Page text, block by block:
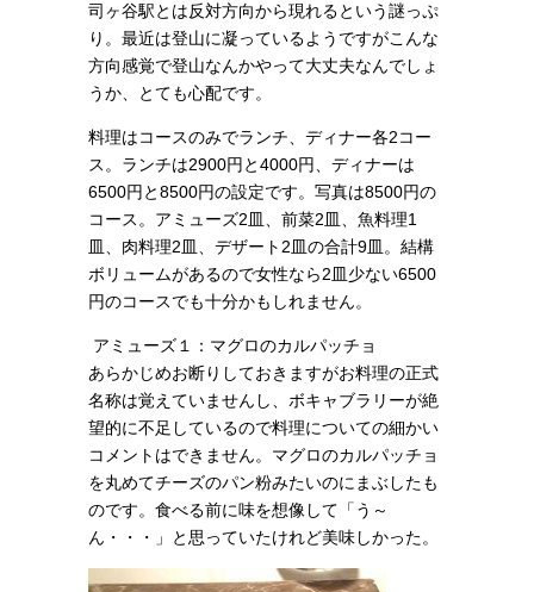
司ヶ谷駅とは反対方向から現れるという謎っぷ
り。最近は登山に凝っているようですがこんな
方向感覚で登山なんかやって大丈夫なんでしょ
うか、とても心配です。
料理はコースのみでランチ、ディナー各2コー
ス 。ランチは2900円と4000円、ディナーは
6500円と8500円の設定です。写真は8500円の
コース。アミューズ2皿、前菜2皿、魚料理1
皿、肉料理2皿、デザート2皿の合計9皿。結構
ボリュームがあるので女性なら2皿少ない6500
円のコースでも十分かもしれません。
アミューズ１：マグロのカルパッチョ
あらかじめお断りしておきますがお料理の正式
名称は覚えていませんし、ボキャブラリーが絶
望的に不足しているので料理についての細かい
コメントはできません。 マグロのカルパッチョ
を丸めてチーズのパン粉みたいのにまぶしたも
のです。食べる前に味を想像して「う～
ん・・・」と思っていたけれど美味しかった。